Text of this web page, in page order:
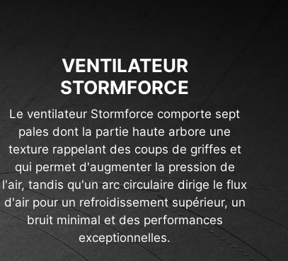
VENTILATEUR
STORMFORCE
Le ventilateur Stormforce comporte sept
pales dont la partie haute arbore une
texture rappelant des coups de griffes et
qui permet d'augmenter la pression de
l'air, tandis qu'un arc circulaire dirige le flux
d'air pour un refroidissement supérieur, un
bruit minimal et des performances
exceptionnelles.